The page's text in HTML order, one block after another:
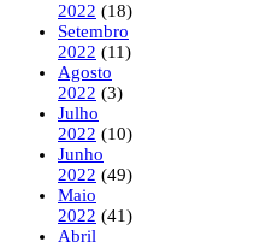
2022 (18)
Setembro
2022 (11)
Agosto
2022 (3)
Julho
2022 (10)
Junho
2022 (49)
Maio
2022 (41)
Abril